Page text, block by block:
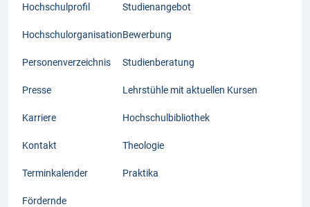
Hochschulprofil
Hochschulorganisation
Personenverzeichnis
Presse
Karriere
Kontakt
Terminkalender
Fördernde
Studienangebot
Bewerbung
Studienberatung
Lehrstühle mit aktuellen Kursen
Hochschulbibliothek
Theologie
Praktika